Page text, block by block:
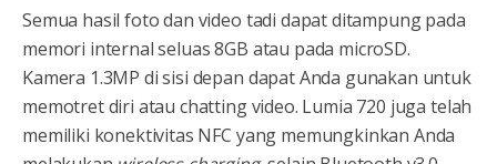
Semua hasil foto dan video tadi dapat ditampung pada
memori internal seluas 8GB atau pada microSD.
Kamera 1.3MP di sisi depan dapat Anda gunakan untuk
memotret diri atau chatting video. Lumia 720 juga telah
memiliki konektivitas NFC yang memungkinkan Anda